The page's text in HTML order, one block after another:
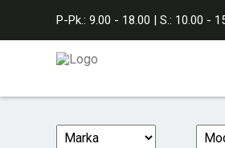
P-Pk.: 9.00 - 18.00 | S.: 10.00 -